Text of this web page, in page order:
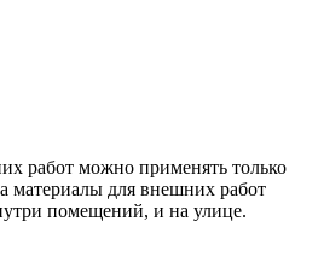
работ можно применять только
материалы для внешних работ
помещений, и на улице.